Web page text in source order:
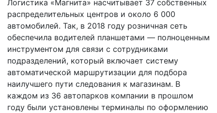
Логистика «Магнита» насчитывает 37 собственных
распределительных центров и около 6 000
автомобилей. Так, в 2018 году розничная сеть
обеспечила водителей планшетами — полноценным
инструментом для связи с сотрудниками
подразделений, который включает систему
автоматической маршрутизации для подбора
наилучшего пути следования к магазинам. В
каждом из 36 автопарков компании в прошлом
году были установлены терминалы по оформлению